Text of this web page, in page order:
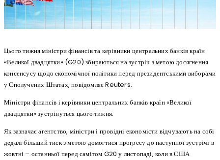
Цього тижня міністри фінансів та керівники центральних банків країн
«Великої двадцятки» (G20) збираються на зустріч з метою досягнення
консенсусу щодо економічної політики перед президентськими виборами
у Сполучених Штатах, повідомляє Reuters.
Міністри фінансів і керівники центральних банків країн «Великої
двадцятки» зустрінуться цього тижня.
Як зазначає агентство, міністри і провідні економісти відчувають на собі
дедалі більший тиск з метою домогтися прогресу до наступної зустрічі в
жовтні – останньої перед самітом G20 у листопаді, коли в США